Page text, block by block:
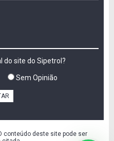
do site do Sipetrol?
Sem Opinião
conteúdo deste site pode ser